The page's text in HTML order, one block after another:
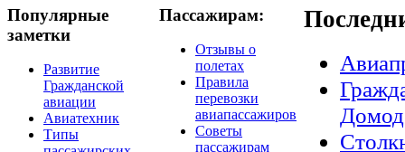
Популярные
заметки
Развитие
Гражданской
авиации
Авиатехник
Типы
Пассажирам:
Отзывы о
полетах
Правила
перевозки
авиапассажиров
Советы
пассажирам